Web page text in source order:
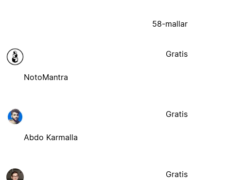
58-mallar
NotoMantra
Gratis
Abdo Karmalla
Gratis
Gratis